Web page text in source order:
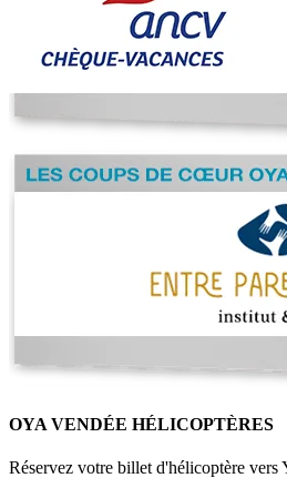
OYA VENDÉE HÉLICOPTÈRES
Réservez votre billet d'hélicoptère vers